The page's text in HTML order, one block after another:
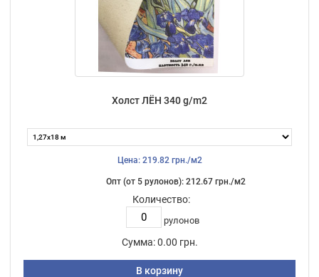
Холст ЛЁН 340 g/m2
Цена: 219.82 грн./м2
Опт (от 5 рулонов): 212.67 грн./м2
Количество:
рулонов
Сумма: 0.00 грн.
В корзину